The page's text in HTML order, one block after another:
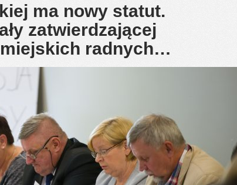
ma nowy statut.
zatwierdzającej
miejskich radnych…